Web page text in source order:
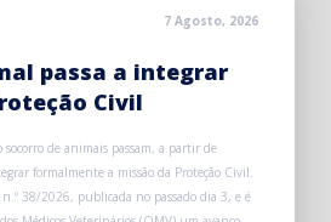
7 Agosto, 2026
passa a integrar
Civil
socorro de animais passam, a partir de
formalmente a missão da Proteção Civil.
38/2026, publicada no passado dia 3, e é